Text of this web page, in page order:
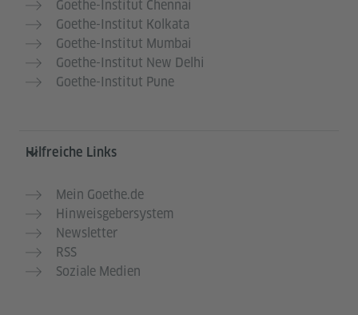
Goethe-Institut Chennai
Goethe-Institut Kolkata
Goethe-Institut Mumbai
Goethe-Institut New Delhi
Goethe-Institut Pune
Hilfreiche Links
Mein Goethe.de
Hinweisgebersystem
Newsletter
RSS
Soziale Medien